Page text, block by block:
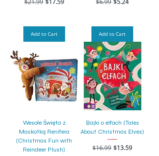
$21.99 $17.59
Add to Cart
$6.99 $5.24
Add to Cart
Wesołe Święta z
Maskotką Renifera
(Christmas Fun with
Reindeer Plush)
Bajki o elfach (Tales
About Christmas Elves)
Regular Price
$16.99 Sale Price
$13.59